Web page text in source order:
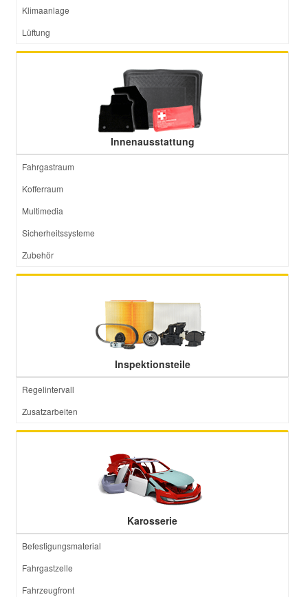
Klimaanlage
Lüftung
Innenausstattung
Fahrgastraum
Kofferraum
Multimedia
Sicherheitssysteme
Zubehör
Inspektionsteile
Regelintervall
Zusatzarbeiten
Karosserie
Befestigungsmaterial
Fahrgastzelle
Fahrzeugfront